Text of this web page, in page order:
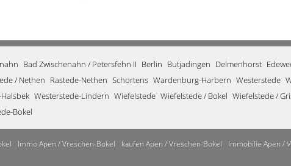
Bad Zwischenahn / Petersfehn II Berlin Butjadingen Delmenhorst
/ Nethen Rastede-Nethen Schortens Wardenburg-Harbern Westerstede
Westerstede-Lindern Wiefelstede Wiefelstede / Bokel Wiefelstede /
Bokel
Immo Apen / Vreschen-Bokel kaufen Apen / Vreschen-Bokel Immobilie Apen /